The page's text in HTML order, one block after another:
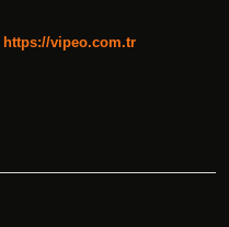
https://vipeo.com.tr